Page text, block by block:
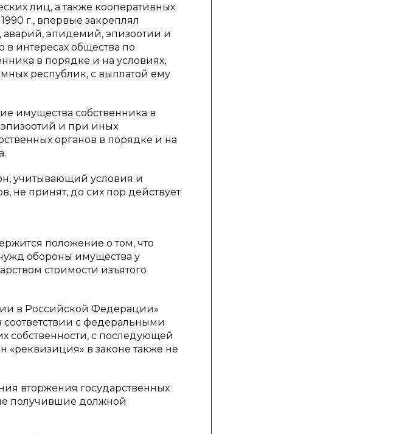
лиц, а также кооперативных
г., впервые закреплял
аварий, эпидемий, эпизоотии и
в интересах общества по
в порядке и на условиях,
республик, с выплатой ему
имущества собственника в
эпизоотий и при иных
органов в порядке и на
учитывающий условия и
не принят, до сих пор действует
положение о том, что
обороны имущества у
стоимости изъятого
в Российской Федерации»
соответствии с федеральными
собственности, с последующей
«реквизиция» в законе также не
вторжения государственных
получившие должной